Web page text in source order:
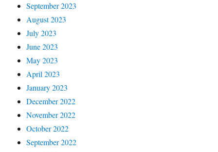
September 2023
August 2023
July 2023
June 2023
May 2023
April 2023
January 2023
December 2022
November 2022
October 2022
September 2022